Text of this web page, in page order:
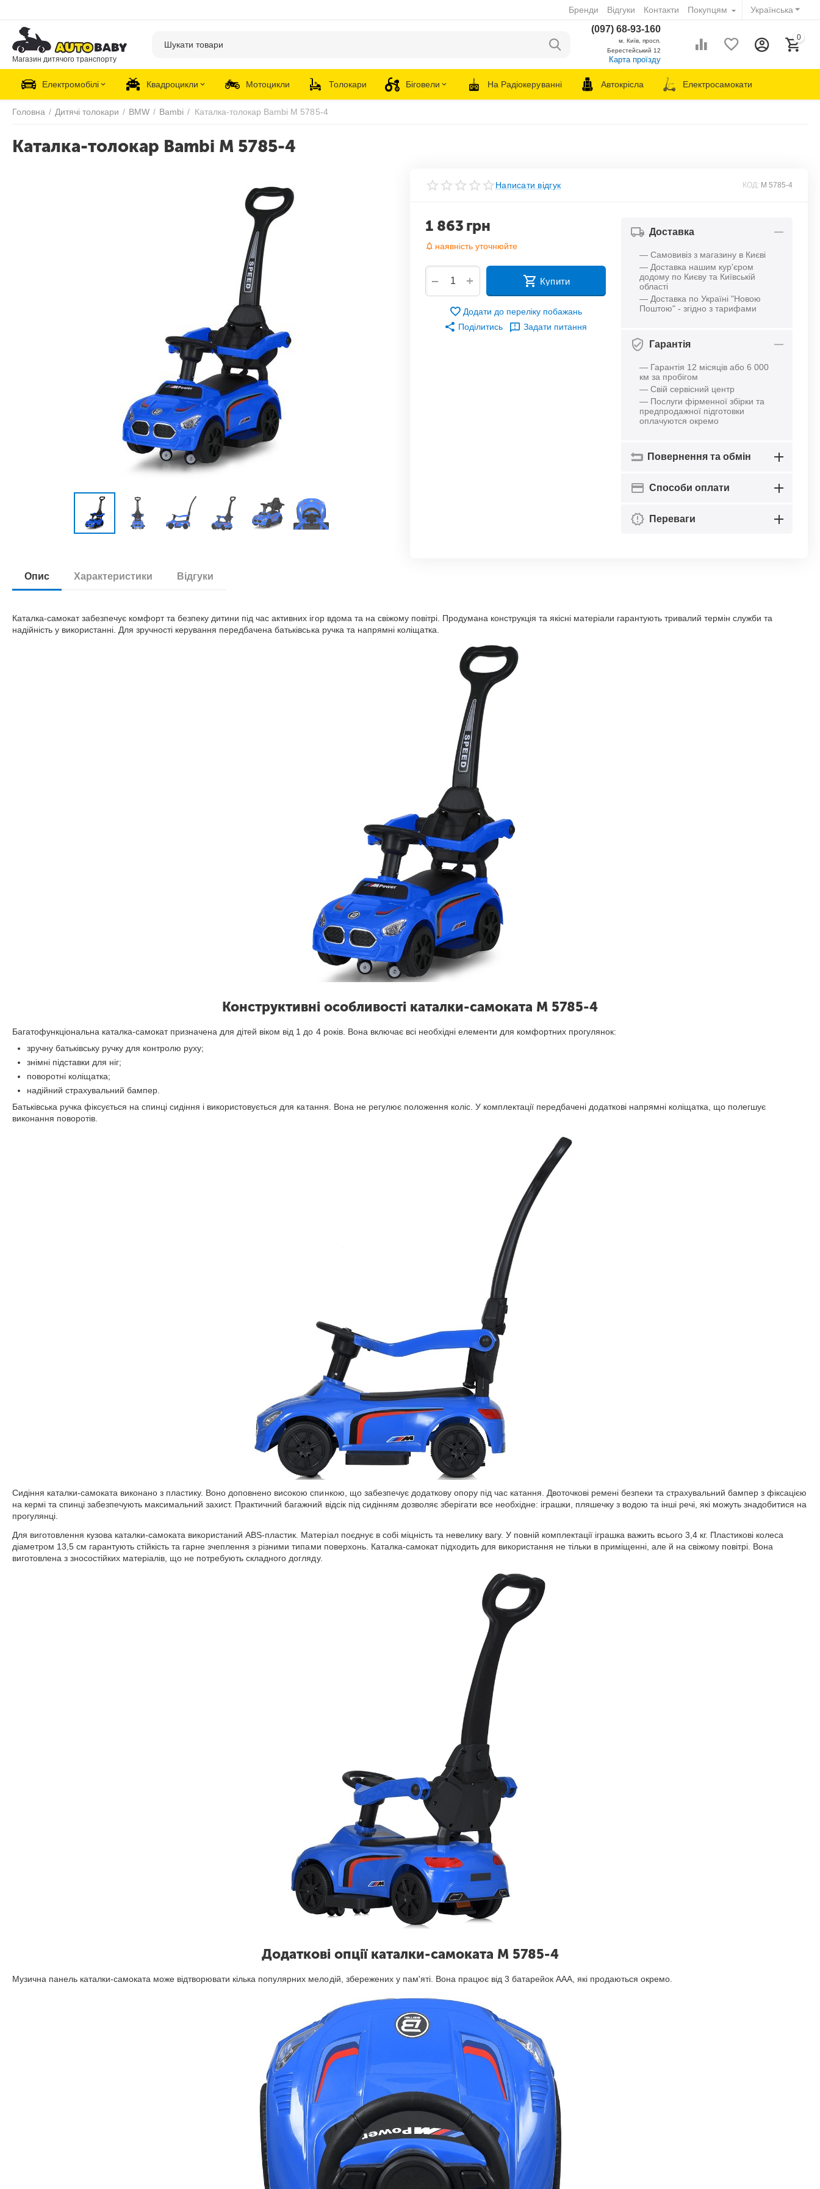
Українська
Бренди Відгуки Контакти Покупцям
Магазин дитячого транспорту
(097) 68-93-160
м. Київ, просп.
Берестейський 12
Карта проїзду
0
Електромобілі Квадроцикли Мотоцикли Толокари Біговели На Радіокеруванні Автокрісла Електросамокати
Головна / Дитячі толокари / BMW / Bambi / Каталка-толокар Bambi M 5785-4
Каталка-толокар Bambi M 5785-4
Написати відгук КОД: M 5785-4
1 863 грн
наявність уточнюйте
+
− Купити
Додати до переліку побажань
Поділитись
Задати питання
Доставка
— Самовивіз з магазину в Києві
— Доставка нашим кур'єром
додому по Києву та Київській
області
— Доставка по Україні "Новою
Поштою" - згідно з тарифами
Гарантія
— Гарантія 12 місяців або 6 000
км за пробігом
— Свій сервісний центр
— Послуги фірменної збірки та
предпродажної підготовки
оплачуются окремо
Повернення та обмін
Способи оплати
Переваги
Опис Характеристики Відгуки
Каталка-самокат забезпечує комфорт та безпеку дитини під час активних ігор вдома та на свіжому повітрі. Продумана конструкція та якісні матеріали гарантують тривалий термін служби та
надійність у використанні. Для зручності керування передбачена батьківська ручка та напрямні коліщатка.
Конструктивні особливості каталки-самоката M 5785-4
Багатофункціональна каталка-самокат призначена для дітей віком від 1 до 4 років. Вона включає всі необхідні елементи для комфортних прогулянок:
зручну батьківську ручку для контролю руху;
знімні підставки для ніг;
поворотні коліщатка;
надійний страхувальний бампер.
Батьківська ручка фіксується на спинці сидіння і використовується для катання. Вона не регулює положення коліс. У комплектації передбачені додаткові напрямні коліщатка, що полегшує
виконання поворотів.
Сидіння каталки-самоката виконано з пластику. Воно доповнено високою спинкою, що забезпечує додаткову опору під час катання. Двоточкові ремені безпеки та страхувальний бампер з фіксацією
на кермі та спинці забезпечують максимальний захист. Практичний багажний відсік під сидінням дозволяє зберігати все необхідне: іграшки, пляшечку з водою та інші речі, які можуть знадобитися на
прогулянці.
Для виготовлення кузова каталки-самоката використаний ABS-пластик. Матеріал поєднує в собі міцність та невелику вагу. У повній комплектації іграшка важить всього 3,4 кг. Пластикові колеса
діаметром 13,5 см гарантують стійкість та гарне зчеплення з різними типами поверхонь. Каталка-самокат підходить для використання не тільки в приміщенні, але й на свіжому повітрі. Вона
виготовлена з зносостійких матеріалів, що не потребують складного догляду.
Додаткові опції каталки-самоката M 5785-4
Музична панель каталки-самоката може відтворювати кілька популярних мелодій, збережених у пам'яті. Вона працює від 3 батарейок ААА, які продаються окремо.